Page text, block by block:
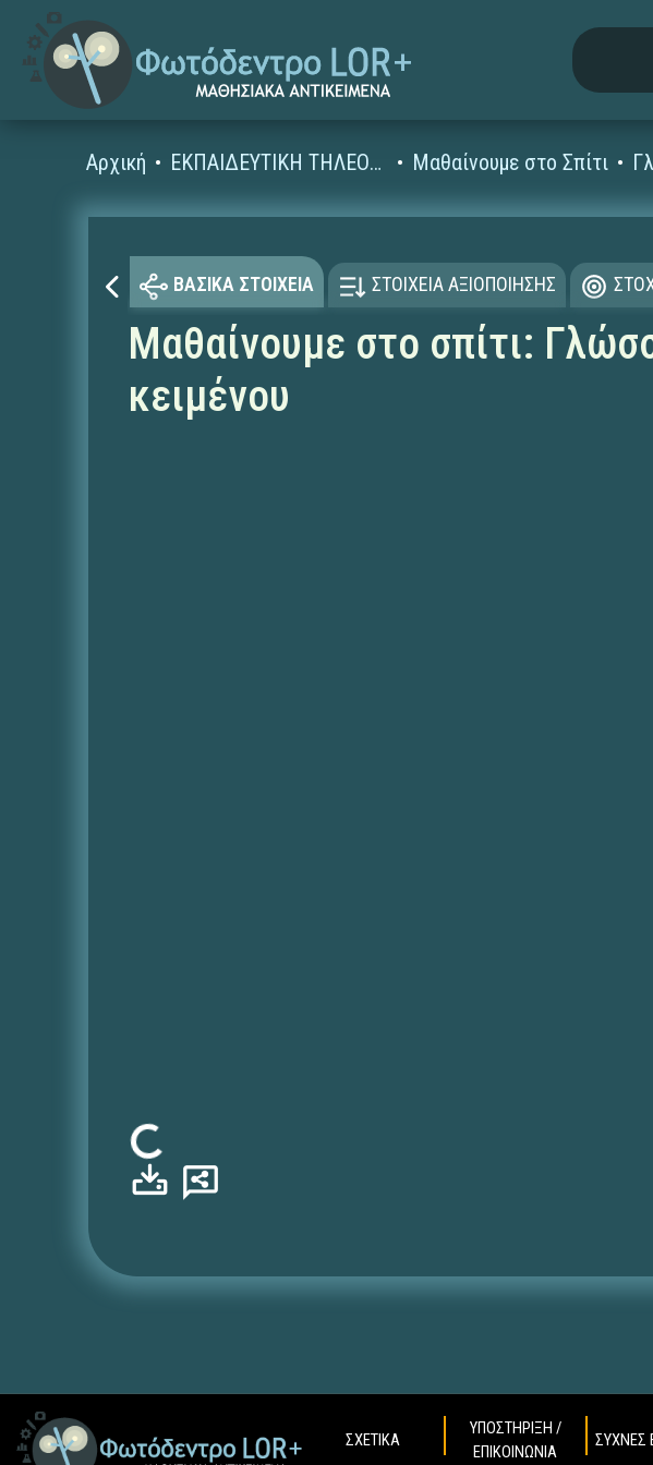
Αρχική ΕΚΠΑΙΔΕΥΤΙΚΗ ΤΗΛΕΟΡΑΣΗ (Ταινίες και βίντεο) Μαθαίνουμε στο Σπίτι
ΒΑΣΙΚΑ ΣΤΟΙΧΕΙΑ ΣΤΟΙΧΕΙΑ ΑΞΙΟΠΟΙΗΣΗΣ
Μαθαίνουμε στο σπίτι:
κειμένου
Φόρτωση...
ΣΧΕΤΙΚΑ
ΥΠΟΣΤΗΡΙΞΗ /
ΕΠΙΚΟΙΝΩΝΙΑ
ΣΥΧΝΕΣ